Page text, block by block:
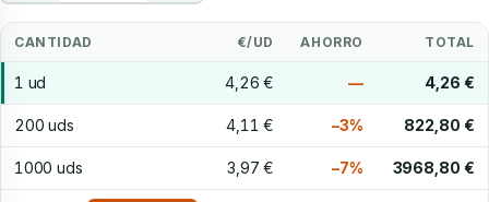
CANTIDAD €/UD AHORRO TOTAL
1 ud 4,26 € — 4,26 €
200 uds 4,11 € −3% 822,80 €
1000 uds 3,97 € −7% 3968,80 €